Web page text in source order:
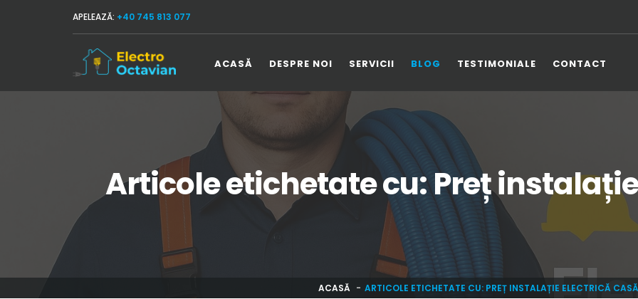
APELEAZĂ: +40 745 813 077
ACASĂ DESPRE NOI SERVICII BLOG TESTIMONIALE CONTACT
Articole etichetate cu: Preț
ACASĂ ARTICOLE ETICHETATE CU: PREȚ INSTALAȚIE ELECTRICĂ CASĂ